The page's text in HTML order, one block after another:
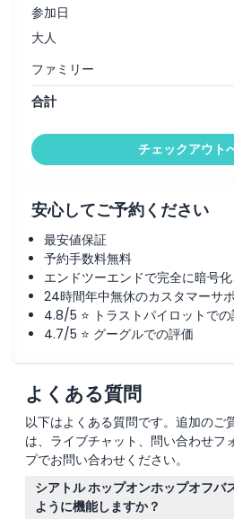
参加日
大人
ファミリー
合計
チェックアウト
安心してご予約ください
最安値保証
予約手数料無料
エンドツーエンドで完全に暗号
24時間年中無休のカスタマーサ
4.8/5 ⭐ トラストパイロットでの
4.7/5 ⭐ グーグルでの評価
よくある質問
以下はよくある質問です。追加のご
は、ライブチャット、問い合わせフ
プでお問い合わせください。
シアトル ホップオンホップオフバ
ように機能しますか？